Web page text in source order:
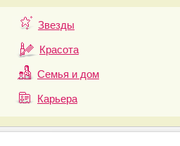
Звезды
Красота
Семья и дом
Карьера